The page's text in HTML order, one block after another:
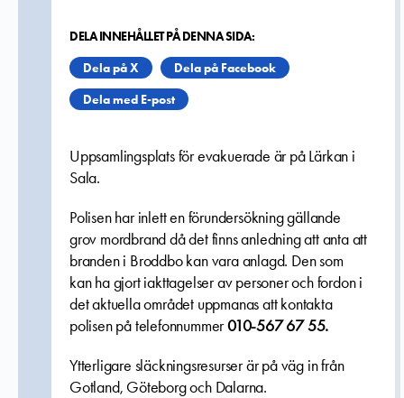
DELA INNEHÅLLET PÅ DENNA SIDA:
Dela på X
Dela på Facebook
Dela med E-post
Uppsamlingsplats för evakuerade är på Lärkan i
Sala.
Polisen har inlett en förundersökning gällande
grov mordbrand då det finns anledning att anta att
branden i Broddbo kan vara anlagd. Den som
kan ha gjort iakttagelser av personer och fordon i
det aktuella området uppmanas att kontakta
polisen på telefonnummer010-567 67 55.
Ytterligare släckningsresurser är på väg in från
Gotland, Göteborg och Dalarna.